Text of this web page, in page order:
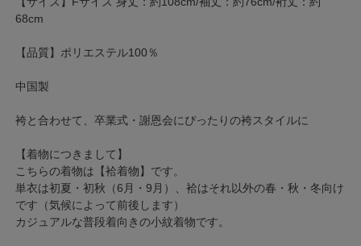
68cm
【品質】ポリエステル100％
中国製
袴と合わせて、卒業式・謝恩会にぴったりの袴スタイルに
【着物につきまして】
こちらの着物は【袷着物】です。
単衣は初夏・初秋（6月・9月）、袷はそれ以外の春・秋・冬向け
です（気候によって前後します）
カジュアルな普段着向きの小紋着物です。